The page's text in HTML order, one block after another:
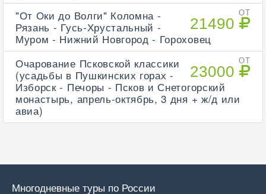
ОТ
21490
"От Оки до Волги" Коломна -
Рязань - Гусь-Хрустальный -
Муром - Нижний Новгород - Гороховец
ОТ
23000
Очарование Псковской классики
(усадьбы в Пушкинских горах -
Изборск - Печоры - Псков и Снетогорский
монастырь, апрель-октябрь, 3 дня + ж/д или
авиа)
Многодневные туры по России